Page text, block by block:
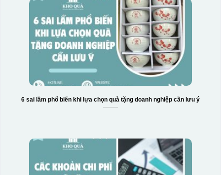
6 sai lầm phổ biến khi lựa chọn quà tặng doanh nghiệp cần lưu ý